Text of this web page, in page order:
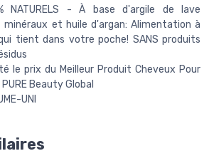
NATURELS - À base d'argile de lave
minéraux et huile d'argan: Alimentation à
tient dans votre poche! SANS produits
le prix du Meilleur Produit Cheveux Pour
Beauty Global
UNI